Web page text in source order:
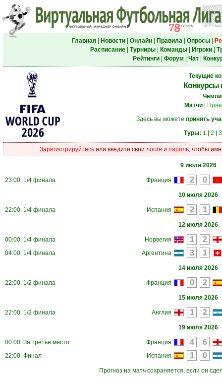
Главная| Новости| Онлайн| Правила| Опросы|
Расписание| Турниры| Команды| Игроки|
Рейтинги| Форум Чат|
Текущие
Конкурсы
Матчи
Здесь вы можете принять
Туры: 1 2 3
Зарегистрируйтесь или введите свои логин и пароль, чтобы
9 июля 2026
23:00. 1/4 финала Франция
10 июля 2026
22:00. 1/4 финала Испания
12 июля 2026
00:00. 1/4 финала
Норвегия
04:00. 1/4 финала
Аргентина
14 июля 2026
22:00. 1/2 финала Франция
15 июля 2026
22:00. 1/2 финала Англия
19 июля 2026
00:00. За третье место
Франция
22:00. Финал
Испания
Прогноз на матч сохраняется, если он